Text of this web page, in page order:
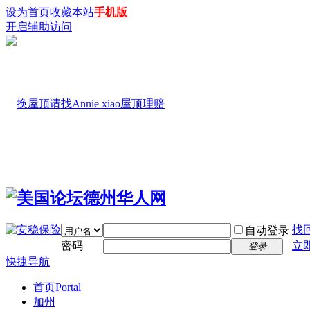
设为首页收藏本站手机版
开启辅助访问
自动登录 找
密码
登录
立
快捷导航
首页Portal
加州